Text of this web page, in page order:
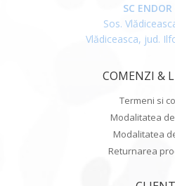
SC ENDOR
Sos.
Vlădiceasca, jud.
COMENZI &
Termeni si
Modalitatea
Modalitatea
Returnarea